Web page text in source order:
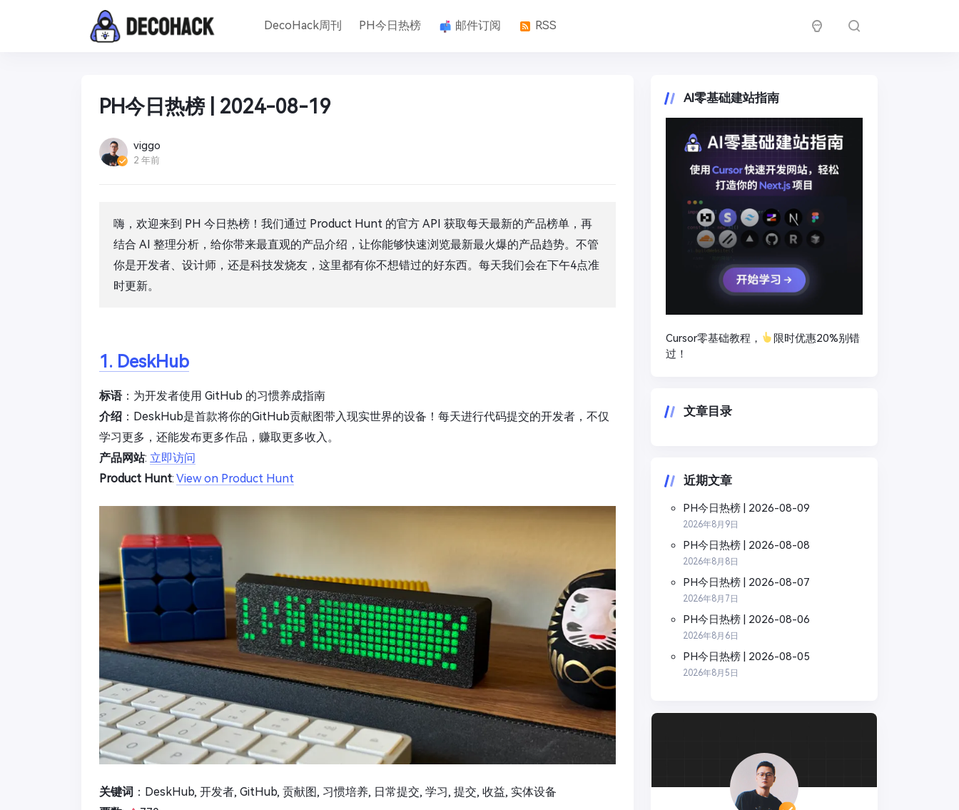
DecoHack周刊 PH今日热榜 邮件订阅 RSS
PH今日热榜 | 2024-08-19
viggo
2 年前
嗨，欢迎来到 PH 今日热榜！我们通过 Product Hunt 的官方 API 获取每天最新的产品榜单，再
结合 AI 整理分析，给你带来最直观的产品介绍，让你能够快速浏览最新最火爆的产品趋势。不管
你是开发者、设计师，还是科技发烧友，这里都有你不想错过的好东西。每天我们会在下午4点准
时更新。
1. DeskHub
标语：为开发者使用 GitHub 的习惯养成指南
介绍 ：DeskHub是首款将你的GitHub贡献图带入现实世界的设备！每天进行代码提交的开发者，不仅
学习更多，还能发布更多作品，赚取更多收入。
产品网站: 立即访问
Product Hunt: View on Product Hunt
关键词 ：DeskHub, 开发者, GitHub, 贡献图, 习惯培养, 日常提交, 学习, 提交, 收益, 实体设备
AI零基础建站指南
Cursor零基础教程，
限时优惠20%别错
过！
文章目录
近期文章
PH今日热榜 | 2026-08-09
2026年8月9日
PH今日热榜 | 2026-08-08
2026年8月8日
PH今日热榜 | 2026-08-07
2026年8月7日
PH今日热榜 | 2026-08-06
2026年8月6日
PH今日热榜 | 2026-08-05
2026年8月5日